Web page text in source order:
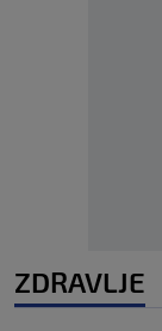
ZDRAVLJE